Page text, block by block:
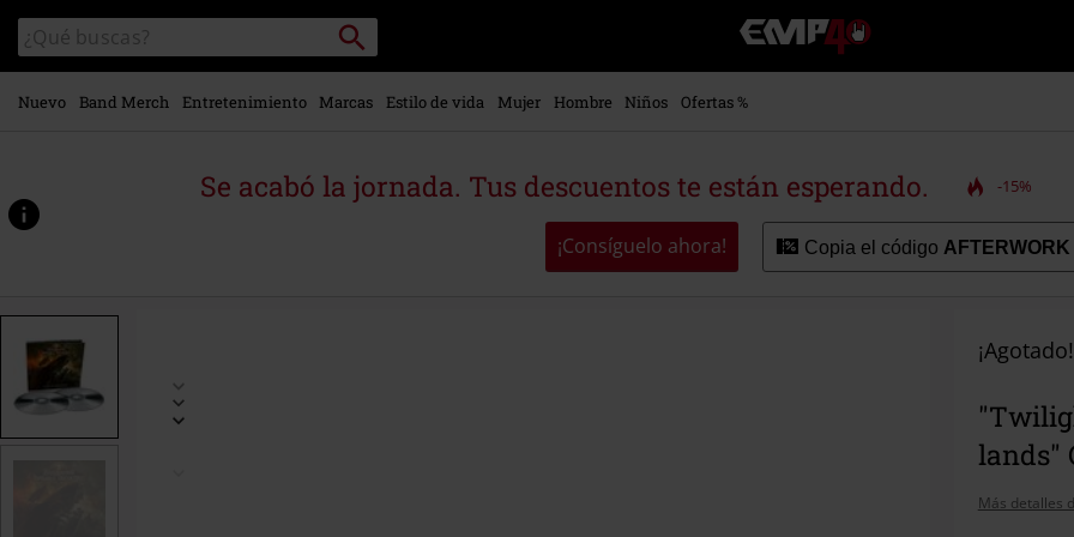
contenido
principal
Buscar
en
el
catálogo
Buscar
EMP
-
Música,
Merch
Ropa
Alternativa
Nuevo Band Merch Entretenimiento Marcas Estilo de vida Mujer Hombre Niños Ofertas %
Se acabó la jornada. Tus descuentos te están esperando. -15%
¡Consíguelo ahora! Copia el código AFTERWORK
www.emp-
p/twilight-
¡Agotado!
lands"
Más detalles